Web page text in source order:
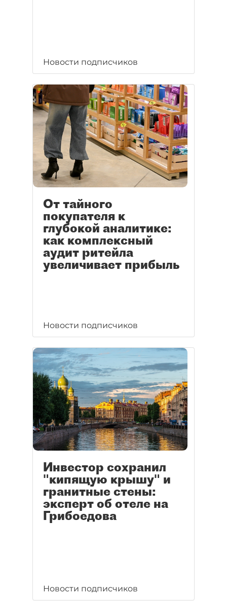
Новости подписчиков
От тайного
покупателя к
глубокой аналитике:
как комплексный
аудит ритейла
увеличивает прибыль
Новости подписчиков
Инвестор сохранил
"кипящую крышу" и
гранитные стены:
эксперт об отеле на
Грибоедова
Новости подписчиков